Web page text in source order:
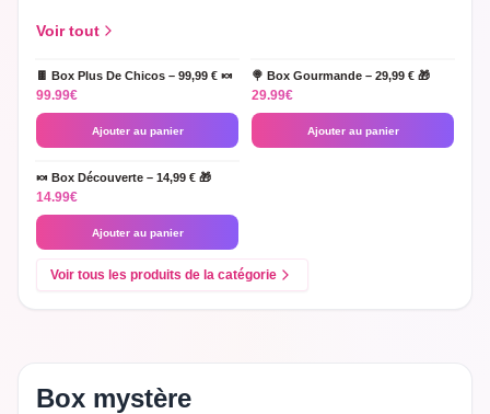
Voir tout
🍫 Box Plus De Chicos – 99,99 € 🍬
99.99€
Ajouter au panier
🍭 Box Gourmande – 29,99 € 🎁
29.99€
Ajouter au panier
🍬 Box Découverte – 14,99 € 🎁
14.99€
Ajouter au panier
Voir tous les produits de la catégorie
Box mystère